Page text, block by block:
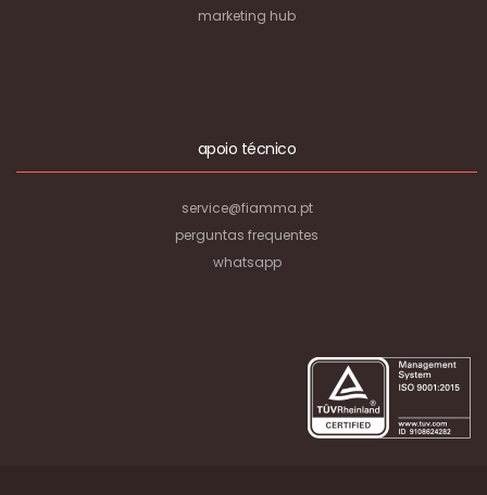
marketing hub
apoio técnico
service@fiamma.pt
perguntas frequentes
whatsapp